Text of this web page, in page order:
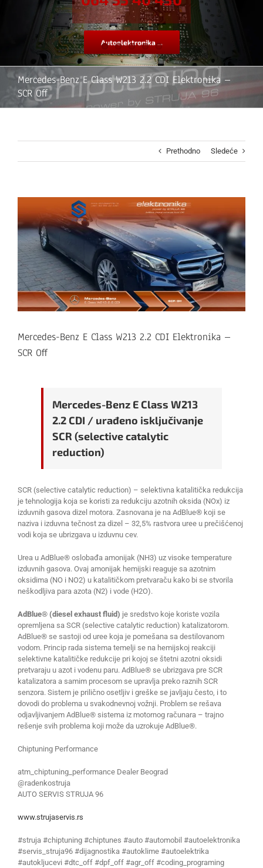
Autoelektronika ...
Mercedes-Benz E Class W213 2.2 CDI Elektronika –
SCR Off
Prethodno Sledeće
Mercedes-Benz E Class W213 2.2 CDI Elektronika –
SCR Off
Mercedes-Benz E Class W213
2.2 CDI / urađeno isključivanje
SCR (selective catalytic
reduction)
SCR (selective catalytic reduction) – selektivna katalitička redukcija
je tehnologija koja se koristi za redukciju azotnih oksida (NOx) iz
izduvnih gasova dizel motora. Zasnovana je na AdBlue® koji se
naziva i izduvna tečnost za dizel – 32,5% rastvora uree u prečišćenoj
vodi koja se ubrizgava u izduvnu cev.
Urea u AdBlue® oslobađa amonijak (NH3) uz visoke temperature
izduvnih gasova. Ovaj amonijak hemijski reaguje sa azotnim
oksidima (NО i NО2) u katalitičkom pretvaraču kako bi se stvorila
neškodljiva para azota (N2) i vode (H2O).
AdBlue® (diesel exhaust fluid) je sredstvo koje koriste vozila
opremljena sa SCR (selective catalytic reduction) katalizatorom.
AdBlue® se sastoji od uree koja je pomešana sa destilovanom
vodom. Princip rada sistema temelji se na hemijskoj reakciji
selektivne katalitičke redukcije pri kojoj se štetni azotni oksidi
pretvaraju u azot i vodenu paru. AdBlue® se ubrizgava pre SCR
katalizatora a samim procesom se upravlja preko raznih SCR
senzora. Sistem je prilično osetljiv i greške se javljaju često, i to
dovodi do problema u svakodnevnoj vožnji. Problem se rešava
odjavljivanjem AdBlue® sistema iz motornog računara – trajno
rešenje svih problema koji može da uzrokuje AdBlue®.
Chiptuning Performance
atm_chiptuning_performance Dealer Beograd
@radenkostruja
AUTO SERVIS STRUJA 96
www.strujaservis.rs
#struja #chiptuning #chiptunes #auto #automobil #autoelektronika
#servis_struja96 #dijagnostika #autoklime #autoelektrika
#autokljucevi #dtc_off #dpf_off #agr_off #coding_programing